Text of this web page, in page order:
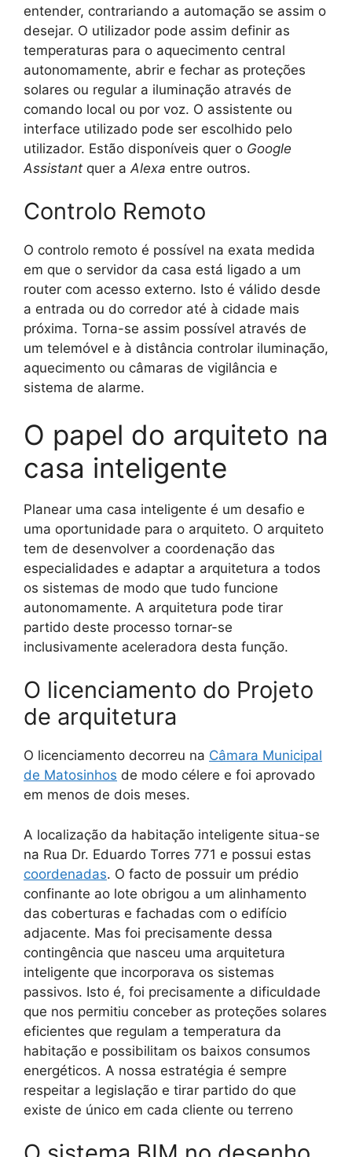
entender, contrariando a automação se assim o
desejar. O utilizador pode assim definir as
temperaturas para o aquecimento central
autonomamente, abrir e fechar as proteções
solares ou regular a iluminação através de
comando local ou por voz. O assistente ou
interface utilizado pode ser escolhido pelo
utilizador. Estão disponíveis quer o Google
Assistant quer a Alexa entre outros.
Controlo Remoto
O controlo remoto é possível na exata medida
em que o servidor da casa está ligado a um
router com acesso externo. Isto é válido desde
a entrada ou do corredor até à cidade mais
próxima. Torna-se assim possível através de
um telemóvel e à distância controlar iluminação,
aquecimento ou câmaras de vigilância e
sistema de alarme.
O papel do arquiteto na
casa inteligente
Planear uma casa inteligente é um desafio e
uma oportunidade para o arquiteto. O arquiteto
tem de desenvolver a coordenação das
especialidades e adaptar a arquitetura a todos
os sistemas de modo que tudo funcione
autonomamente. A arquitetura pode tirar
partido deste processo tornar-se
inclusivamente aceleradora desta função.
O licenciamento do Projeto
de arquitetura
O licenciamento decorreu na Câmara Municipal
de Matosinhos de modo célere e foi aprovado
em menos de dois meses.
A localização da habitação inteligente situa-se
na Rua Dr. Eduardo Torres 771 e possui estas
coordenadas. O facto de possuir um prédio
confinante ao lote obrigou a um alinhamento
das coberturas e fachadas com o edifício
adjacente. Mas foi precisamente dessa
contingência que nasceu uma arquitetura
inteligente que incorporava os sistemas
passivos. Isto é, foi precisamente a dificuldade
que nos permitiu conceber as proteções solares
eficientes que regulam a temperatura da
habitação e possibilitam os baixos consumos
energéticos. A nossa estratégia é sempre
respeitar a legislação e tirar partido do que
existe de único em cada cliente ou terreno